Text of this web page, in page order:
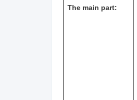
The main part: